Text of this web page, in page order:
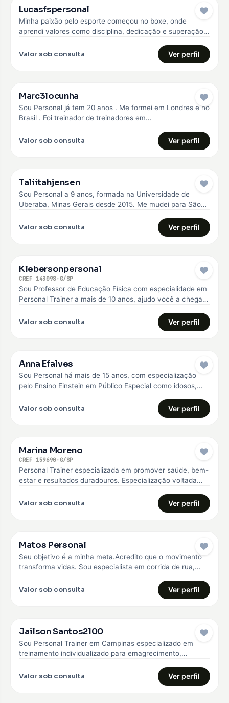
Lucasfspersonal
Minha paixão pelo esporte começou no boxe, onde
aprendi valores como disciplina, dedicação e superação.
Valor sob consulta Ver perfil
Marc3locunha
Sou Personal já tem 20 anos . Me formei em Londres e no
Brasil . Foi treinador de treinadores em…
Valor sob consulta Ver perfil
Taliitahjensen
Sou Personal a 9 anos, formada na Universidade de
Uberaba, Minas Gerais desde 2015. Me mudei para São
Valor sob consulta Ver perfil
Klebersonpersonal
CREF 143098-G/SP
Sou Professor de Educação Física com especialidade em
Personal Trainer a mais de 10 anos, ajudo você a chegar
Valor sob consulta Ver perfil
Anna Efalves
Sou Personal há mais de 15 anos, com especialização
pelo Ensino Einstein em Público Especial como idosos,
Valor sob consulta Ver perfil
Marina Moreno
CREF 159690-G/SP
Personal Trainer especializada em promover saúde, bem-
estar e resultados duradouros. Especialização voltada
de…
Valor sob consulta Ver perfil
Matos Personal
Seu objetivo é a minha meta.Acredito que o movimento
transforma vidas. Sou especialista em corrida de rua,
Valor sob consulta Ver perfil
Jailson Santos2100
Sou Personal Trainer em Campinas especializado em
treinamento individualizado para emagrecimento,
alunos iniciantes e…
Valor sob consulta Ver perfil